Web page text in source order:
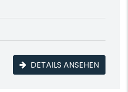
DETAILS ANSEHEN